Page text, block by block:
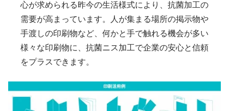
心が求められる昨今の生活様式により、抗菌加工の
需要が高まっています。人が集まる場所の掲示物や
手渡しの印刷物など、何かと手で触れる機会が多い
様々な印刷物に、抗菌ニス加工で企業の安心と信頼
をプラスできます。